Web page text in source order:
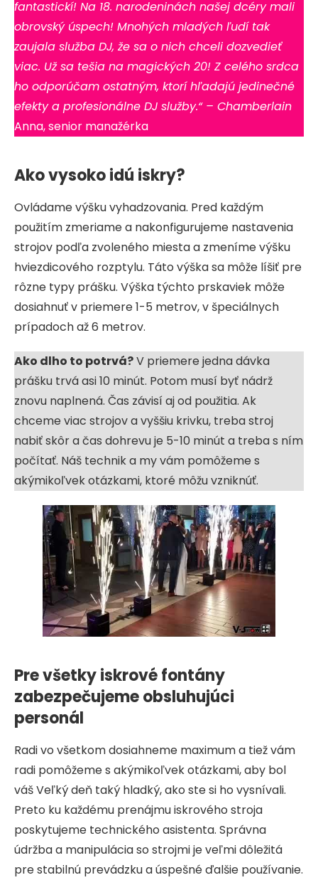
fantastickí! Na 18. narodeninách našej dcéry mali
obrovský úspech! Mnohých mladých ľudí tak
zaujala služba DJ, že sa o nich chceli dozvedieť
viac. Už sa tešia na magických 20! Z celého srdca
ho odporúčam ostatným, ktorí hľadajú jedinečné
efekty a profesionálne DJ služby.“ – Chamberlain
Anna, senior manažérka
Ako vysoko idú iskry?
Ovládame výšku vyhadzovania. Pred každým
použitím zmeriame a nakonfigurujeme nastavenia
strojov podľa zvoleného miesta a zmeníme výšku
hviezdicového rozptylu. Táto výška sa môže líšiť pre
rôzne typy prášku. Výška týchto prskaviek môže
dosiahnuť v priemere 1-5 metrov, v špeciálnych
prípadoch až 6 metrov.
Ako dlho to potrvá?V priemere jedna dávka
prášku trvá asi 10 minút. Potom musí byť nádrž
znovu naplnená. Čas závisí aj od použitia. Ak
chceme viac strojov a vyššiu krivku, treba stroj
nabiť skôr a čas dohrevu je 5-10 minút a treba s ním
počítať. Náš technik a my vám pomôžeme s
akýmikoľvek otázkami, ktoré môžu vzniknúť.
Pre všetky iskrové fontány
zabezpečujeme obsluhujúci
personál
Radi vo všetkom dosiahneme maximum a tiež vám
radi pomôžeme s akýmikoľvek otázkami, aby bol
váš Veľký deň taký hladký, ako ste si ho vysnívali.
Preto ku každému prenájmu iskrového stroja
poskytujeme technického asistenta. Správna
údržba a manipulácia so strojmi je veľmi dôležitá
pre stabilnú prevádzku a úspešné ďalšie používanie.